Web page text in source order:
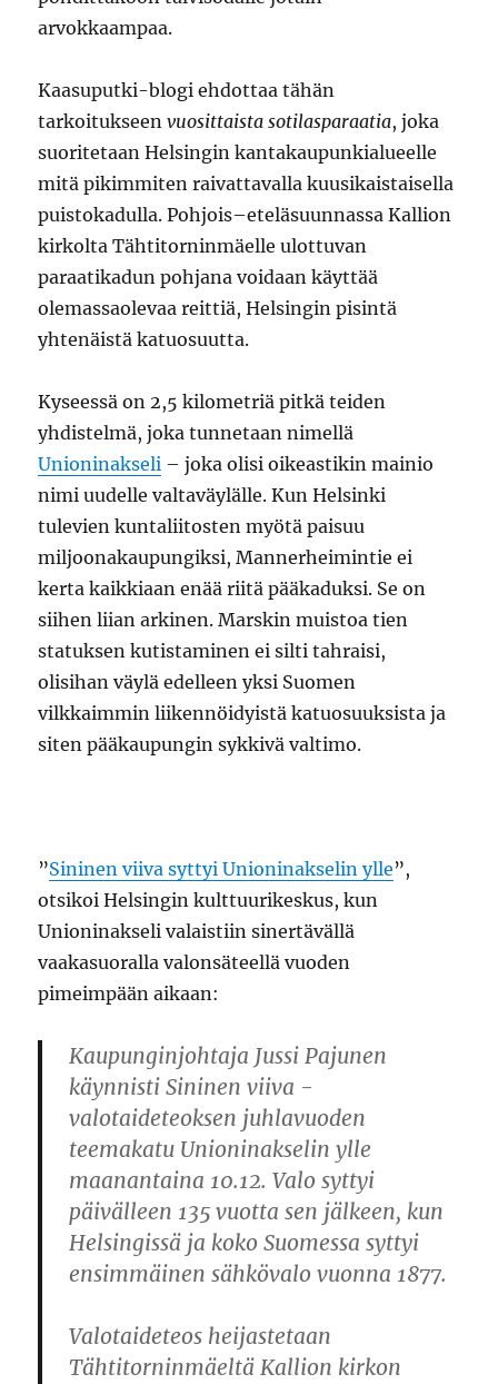
arvokkaampaa.
Kaasuputki-blogi ehdottaa tähän
tarkoitukseenvuosittaista sotilasparaatia, joka
suoritetaan Helsingin kantakaupunkialueelle
mitä pikimmiten raivattavalla kuusikaistaisella
puistokadulla. Pohjois–eteläsuunnassa Kallion
kirkolta Tähtitorninmäelle ulottuvan
paraatikadun pohjana voidaan käyttää
olemassaolevaa reittiä, Helsingin pisintä
yhtenäistä katuosuutta.
Kyseessä on 2,5 kilometriä pitkä teiden
yhdistelmä, joka tunnetaan nimellä
Unioninakseli – joka olisi oikeastikin mainio
nimi uudelle valtaväylälle. Kun Helsinki
tulevien kuntaliitosten myötä paisuu
miljoonakaupungiksi, Mannerheimintie ei
kerta kaikkiaan enää riitä pääkaduksi. Se on
siihen liian arkinen. Marskin muistoa tien
statuksen kutistaminen ei silti tahraisi,
olisihan väylä edelleen yksi Suomen
vilkkaimmin liikennöidyistä katuosuuksista ja
siten pääkaupungin sykkivä valtimo.
”Sininen viiva syttyi Unioninakselin ylle”,
otsikoi Helsingin kulttuurikeskus, kun
Unioninakseli valaistiin sinertävällä
vaakasuoralla valonsäteellä vuoden
pimeimpään aikaan:
Kaupunginjohtaja Jussi Pajunen
käynnisti Sininen viiva -
valotaideteoksen juhlavuoden
teemakatu Unioninakselin ylle
maanantaina 10.12. Valo syttyi
päivälleen 135 vuotta sen jälkeen, kun
Helsingissä ja koko Suomessa syttyi
ensimmäinen sähkövalo vuonna 1877.
Valotaideteos heijastetaan
Tähtitorninmäeltä Kallion kirkon